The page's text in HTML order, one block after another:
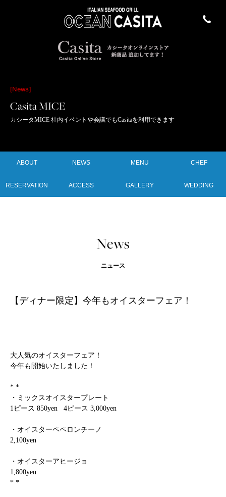
[News]
Casita MICE
カシータMICE 社内イベントや会議でもCasitaを利用できます
ABOUT NEWS MENU CHEF
RESERVATION ACCESS GALLERY WEDDING
News
ニュース
【ディナー限定】今年もオイスターフェア！
大人気のオイスターフェア！
今年も開始いたしました！
* *
・ミックスオイスタープレート
1ピース 850yen 4ピース 3,000yen
・オイスターペペロンチーノ
2,100yen
・オイスターアヒージョ
1,800yen
* *